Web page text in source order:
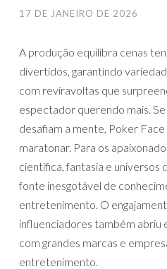
17 DE JANEIRO DE 2026
A produção equilibra cenas
divertidos, garantindo
com reviravoltas que
espectador querendo mais.
desafiam a mente, Poker
maratonar. Para os
científica, fantasia e universos
fonte inesgotável de
entretenimento. O
influenciadores também abriu
com grandes marcas e
entretenimento.